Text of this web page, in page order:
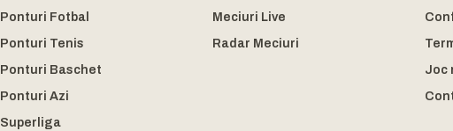
Ponturi Fotbal
Ponturi Tenis
Ponturi Baschet
Ponturi Azi
Superliga
Meciuri Live
Radar Meciuri
Joc